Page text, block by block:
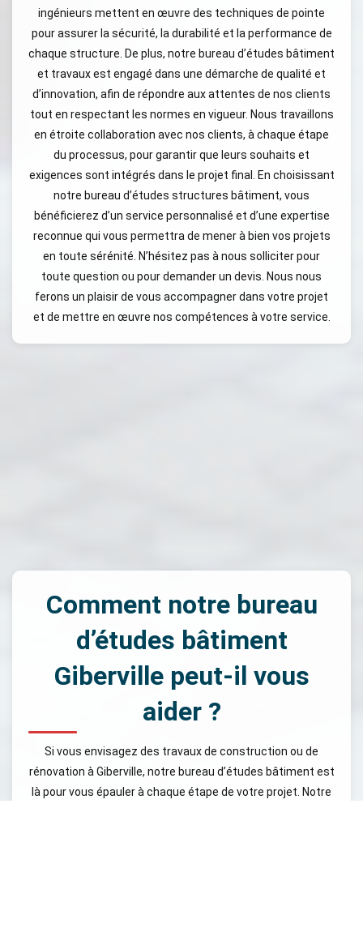
ingénieurs mettent en œuvre des techniques de pointe
pour assurer la sécurité, la durabilité et la performance de
chaque structure. De plus, notre bureau d’études bâtiment
et travaux est engagé dans une démarche de qualité et
d’innovation, afin de répondre aux attentes de nos clients
tout en respectant les normes en vigueur. Nous travaillons
en étroite collaboration avec nos clients, à chaque étape
du processus, pour garantir que leurs souhaits et
exigences sont intégrés dans le projet final. En choisissant
notre bureau d’études structures bâtiment, vous
bénéficierez d’un service personnalisé et d’une expertise
reconnue qui vous permettra de mener à bien vos projets
en toute sérénité. N’hésitez pas à nous solliciter pour
toute question ou pour demander un devis. Nous nous
ferons un plaisir de vous accompagner dans votre projet
et de mettre en œuvre nos compétences à votre service.
Comment notre bureau
d’études bâtiment
Giberville peut-il vous
aider ?
Si vous envisagez des travaux de construction ou de
rénovation à Giberville, notre bureau d’études bâtiment est
là pour vous épauler à chaque étape de votre projet. Notre